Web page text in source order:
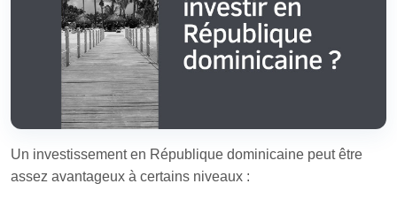
Un investissement en République dominicaine peut être
assez avantageux à certains niveaux :